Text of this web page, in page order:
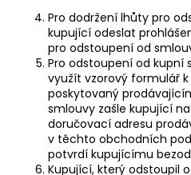
Pro dodržení lhůty pro
kupující odeslat
pro odstoupení od
Pro odstoupení od kupní
využít vzorový formulář
poskytovaný
smlouvy zašle kupující
doručovací adresu
v těchto obchodních
potvrdí kupujícímu
Kupující, který odstoupil